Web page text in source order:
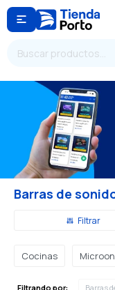

Barras de
Cocinas
Filtrando por: Barras